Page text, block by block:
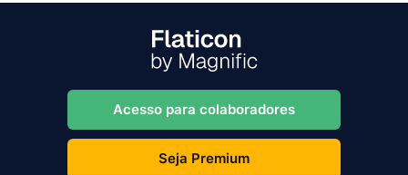
Acesso para colaboradores
Seja Premium